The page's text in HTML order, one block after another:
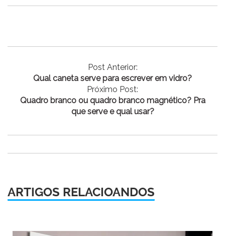
Post Anterior:
Qual caneta serve para escrever em vidro?
Próximo Post:
Quadro branco ou quadro branco magnético? Pra
que serve e qual usar?
ARTIGOS RELACIOANDOS